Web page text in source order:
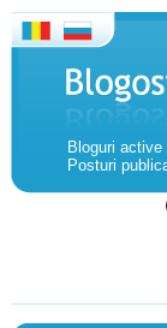
Bloguri active
Posturi